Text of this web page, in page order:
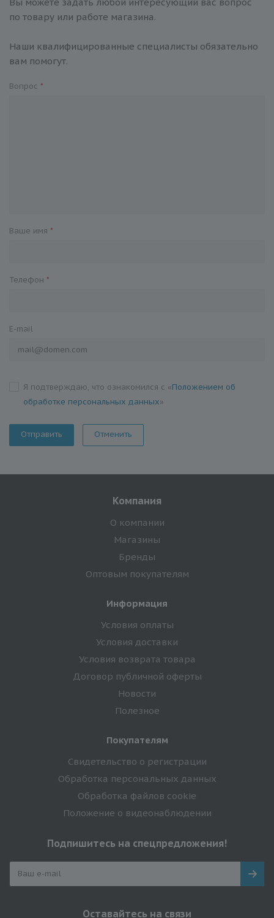
по товару или работе магазина.
Наши квалифицированные специалисты обязательно
вам помогут.
Вопрос *
Ваше имя *
Телефон *
E-mail
Я подтверждаю, что ознакомился с «Положением об
обработке персональных данных»
Отменить
Компания
О компании
Магазины
Бренды
Оптовым покупателям
Информация
Условия оплаты
Условия доставки
Условия возврата товара
Договор публичной оферты
Новости
Полезное
Покупателям
Свидетельство о регистрации
Обработка персональных данных
Обработка файлов cookie
Положение о видеонаблюдении
Подпишитесь на спецпредложения!
Оставайтесь на связи